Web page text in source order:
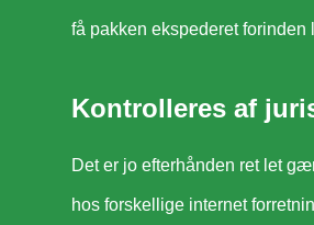
få pakken ekspederet forinden
Kontrolleres af
Det er jo efterhånden ret let
hos forskellige internet